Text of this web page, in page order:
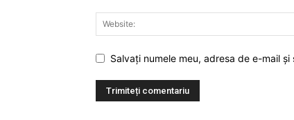
Salvați numele meu, adresa de e-mail